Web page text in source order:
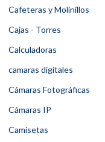
Cafeteras y Molinillos
Cajas - Torres
Calculadoras
camaras digitales
Cámaras Fotográficas
Cámaras IP
Camisetas